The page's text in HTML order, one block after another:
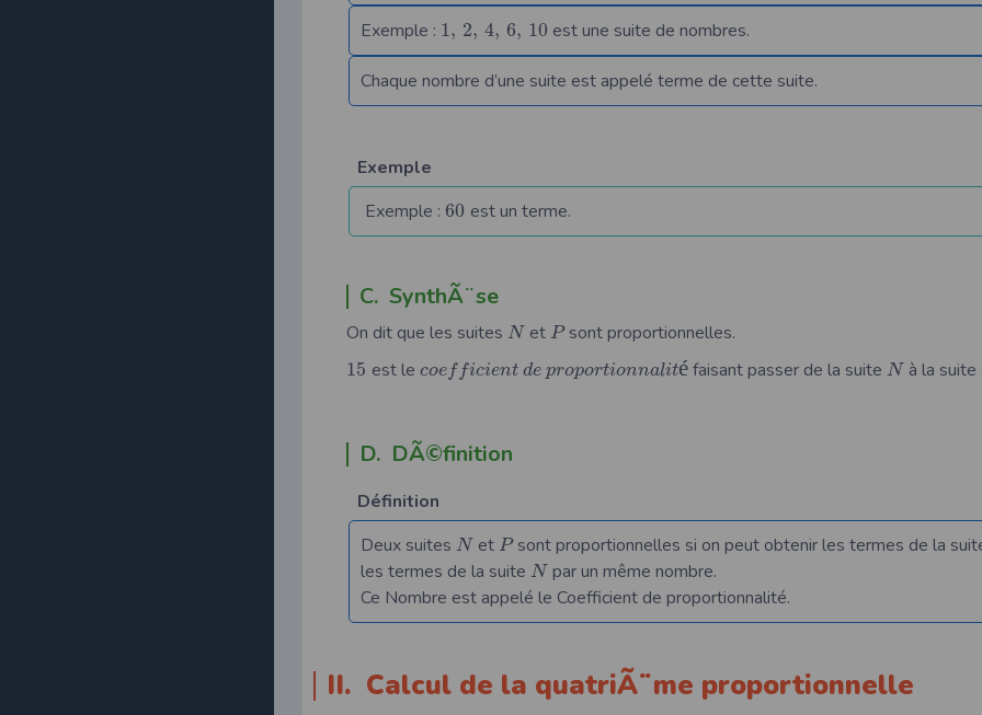
Exemple : 1, 2, 4, 6, 10 est une suite de nombres.
Chaque nombre d’une suite est appelé terme de cette suite.
Exemple
Exemple : 60 est un terme.
C. SynthÃ¨se
On dit que les suites N etPsont proportionnelles.
15 est le coefficient de proportionnalitéfaisant passer de la suiteN à la suite
D. DÃ©finition
Définition
Deux suites N etPsont proportionnelles si on peut obtenir les termes de la
les termes de la suite N par un même nombre.
Ce Nombre est appelé le Coefficient de proportionnalité.
II. Calcul de la quatriÃ¨me proportionnelle